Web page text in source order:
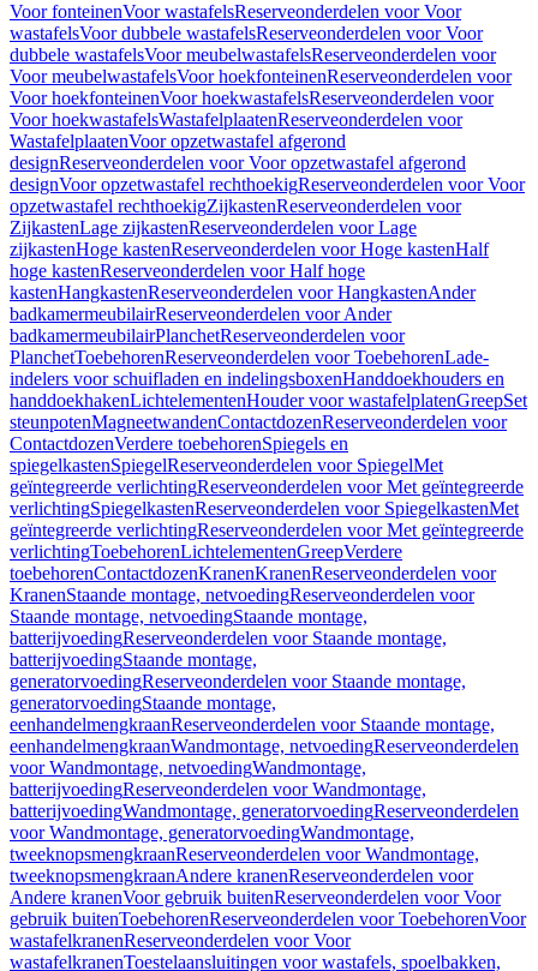
Voor fonteinenVoor wastafelsReserveonderdelen voor Voor
wastafelsVoor dubbele wastafelsReserveonderdelen voor Voor
dubbele wastafelsVoor meubelwastafelsReserveonderdelen voor
Voor meubelwastafelsVoor hoekfonteinenReserveonderdelen voor
Voor hoekfonteinenVoor hoekwastafelsReserveonderdelen voor
Voor hoekwastafelsWastafelplaatenReserveonderdelen voor
WastafelplaatenVoor opzetwastafel afgerond
designReserveonderdelen voor Voor opzetwastafel afgerond
designVoor opzetwastafel rechthoekigReserveonderdelen voor Voor
opzetwastafel rechthoekigZijkastenReserveonderdelen voor
ZijkastenLage zijkastenReserveonderdelen voor Lage
zijkastenHoge kastenReserveonderdelen voor Hoge kastenHalf
hoge kastenReserveonderdelen voor Half hoge
kastenHangkastenReserveonderdelen voor HangkastenAnder
badkamermeubilairReserveonderdelen voor Ander
badkamermeubilairPlanchetReserveonderdelen voor
PlanchetToebehorenReserveonderdelen voor ToebehorenLade-
indelers voor schuifladen en indelingsboxenHanddoekhouders en
handdoekhakenLichtelementenHouder voor wastafelplatenGreepSet
steunpotenMagneetwandenContactdozenReserveonderdelen voor
ContactdozenVerdere toebehorenSpiegels en
spiegelkastenSpiegelReserveonderdelen voor SpiegelMet
geïntegreerde verlichtingReserveonderdelen voor Met geïntegreerde
verlichtingSpiegelkastenReserveonderdelen voor SpiegelkastenMet
geïntegreerde verlichtingReserveonderdelen voor Met geïntegreerde
verlichtingToebehorenLichtelementenGreepVerdere
toebehorenContactdozenKranenKranenReserveonderdelen voor
KranenStaande montage, netvoedingReserveonderdelen voor
Staande montage, netvoedingStaande montage,
batterijvoedingReserveonderdelen voor Staande montage,
batterijvoedingStaande montage,
generatorvoedingReserveonderdelen voor Staande montage,
generatorvoedingStaande montage,
eenhandelmengkraanReserveonderdelen voor Staande montage,
eenhandelmengkraanWandmontage, netvoedingReserveonderdelen
voor Wandmontage, netvoedingWandmontage,
batterijvoedingReserveonderdelen voor Wandmontage,
batterijvoedingWandmontage, generatorvoedingReserveonderdelen
voor Wandmontage, generatorvoedingWandmontage,
tweeknopsmengkraanReserveonderdelen voor Wandmontage,
tweeknopsmengkraanAndere kranenReserveonderdelen voor
Andere kranenVoor gebruik buitenReserveonderdelen voor Voor
gebruik buitenToebehorenReserveonderdelen voor ToebehorenVoor
wastafelkranenReserveonderdelen voor Voor
wastafelkranenToestelaansluitingen voor wastafels, spoelbakken,